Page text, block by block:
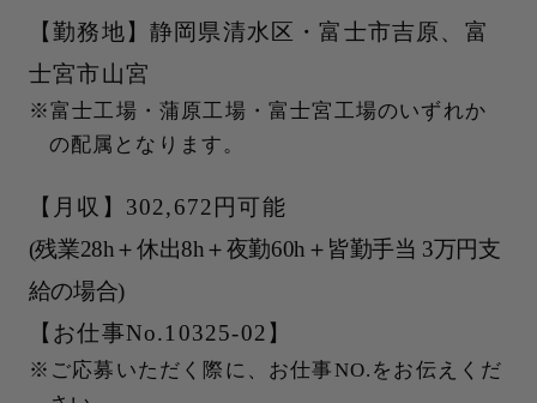
【勤務地】静岡県清水区・富士市吉原、富
士宮市山宮
富士工場・蒲原工場・富士宮工場のいずれか
の配属となります。
【月収】302,672円可能
(残業28h＋休出8h＋夜勤60h＋皆勤手当 3万円支
給の場合)
【お仕事No.10325-02】
ご応募いただく際に、お仕事NO.をお伝えくだ